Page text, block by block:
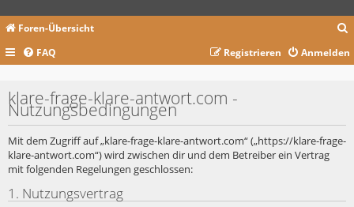
Foren-Übersicht
c
FAQ Anmelden
Registrieren
klare-frage-klare-antwort.com -
Nutzungsbedingungen
Mit dem Zugriff auf „klare-frage-klare-antwort.com“ („https://klare-frage-
klare-antwort.com“) wird zwischen dir und dem Betreiber ein Vertrag
mit folgenden Regelungen geschlossen:
1. Nutzungsvertrag